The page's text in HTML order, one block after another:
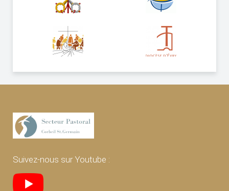
Suivez-nous sur Youtube :